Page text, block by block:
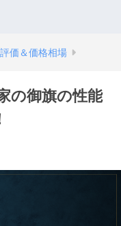
価＆価格相場
の御旗の性能